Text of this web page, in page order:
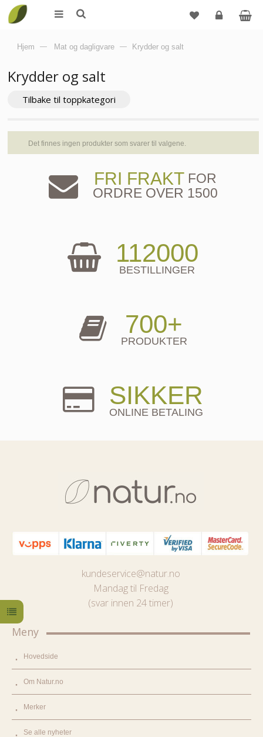
Hjem — Mat og dagligvare — Krydder og salt
Krydder og salt
Tilbake til toppkategori
Det finnes ingen produkter som svarer til valgene.
FRI FRAKTFOR
ORDRE OVER 1500
112000
BESTILLINGER
700+
PRODUKTER
SIKKER
ONLINE BETALING
kundeservice@natur.no
Mandag til Fredag
(svar innen 24 timer)
Meny
Hovedside
Om Natur.no
Merker
Se alle nyheter